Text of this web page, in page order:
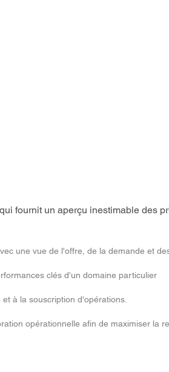
fournit un aperçu inestimable des
une vue de l'offre, de la demande et
clés d'un domaine particulier
à la souscription d'opérations.
opérationnelle afin de maximiser la